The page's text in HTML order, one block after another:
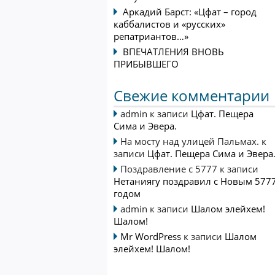
Аркадий Барст: «Цфат – город
каббалистов и «русских»
репатриантов…»
ВПЕЧАТЛЕНИЯ ВНОВЬ
ПРИБЫВШЕГО
Свежие комментарии
admin к записи Цфат. Пещера
Сима и Эвера.
На мосту над улицей Пальмах. к
записи Цфат. Пещера Сима и Эвера.
Поздравление с 5777 к записи
Нетаниягу поздравил с Новым
годом
admin к записи Шалом элейхем!
Шалом!
Mr WordPress к записи Шалом
элейхем! Шалом!